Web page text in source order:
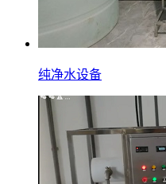
纯净水设备